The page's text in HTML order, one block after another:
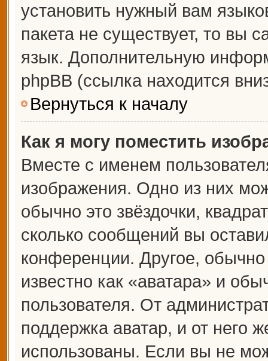
установить нужный вам
пакета не существует, то вы
язык. Дополнительную
phpBB (ссылка находится
Вернуться к началу
Как я могу поместить
Вместе с именем
изображения. Одно из них
обычно это звёздочки,
сколько сообщений вы
конференции. Другое,
известно как «аватара» и
пользователя. От
поддержка аватар, и от него
использованы. Если вы не